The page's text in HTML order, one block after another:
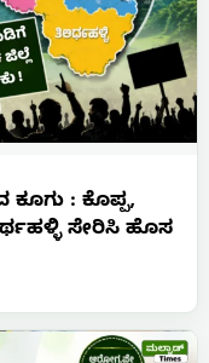
: ಕೊಪ್ಪ,
ಸೇರಿಸಿ ಹೊಸ